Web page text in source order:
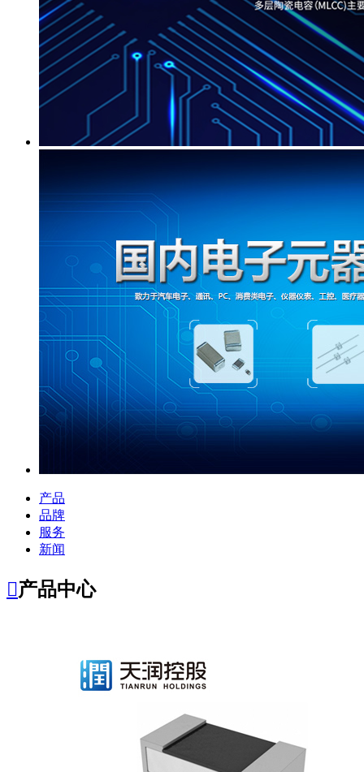
产品
品牌
服务
新闻
产品中心